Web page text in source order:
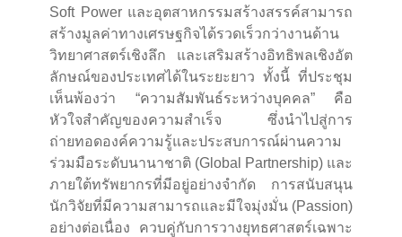
Soft Power และอุตสาหกรรมสร้างสรรค์สามารถ
สร้างมูลค่าทางเศรษฐกิจได้รวดเร็วกว่างานด้าน
วิทยาศาสตร์เชิงลึก และเสริมสร้างอิทธิพลเชิงอัต
ลักษณ์ของประเทศได้ในระยะยาว ทั้งนี้ ที่ประชุม
เห็นพ้องว่า “ความสัมพันธ์ระหว่างบุคคล” คือ
หัวใจสำคัญของความสำเร็จ ซึ่งนำไปสู่การ
ถ่ายทอดองค์ความรู้และประสบการณ์ผ่านความ
ร่วมมือระดับนานาชาติ (Global Partnership) และ
ภายใต้ทรัพยากรที่มีอยู่อย่างจำกัด การสนับสนุน
นักวิจัยที่มีความสามารถและมีใจมุ่งมั่น (Passion)
อย่างต่อเนื่อง ควบคู่กับการวางยุทธศาสตร์เฉพาะ